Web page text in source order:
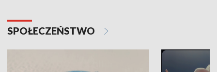
SPOŁECZEŃSTWO